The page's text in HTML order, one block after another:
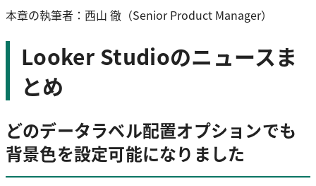
本章の執筆者：西山 徹（Senior Product Manager）
Looker Studioのニュースま
とめ
どのデータラベル配置オプションでも
背景色を設定可能になりました